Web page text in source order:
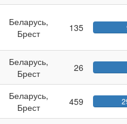
Беларусь,
Брест
135
Беларусь,
Брест
26
Беларусь,
Брест
459